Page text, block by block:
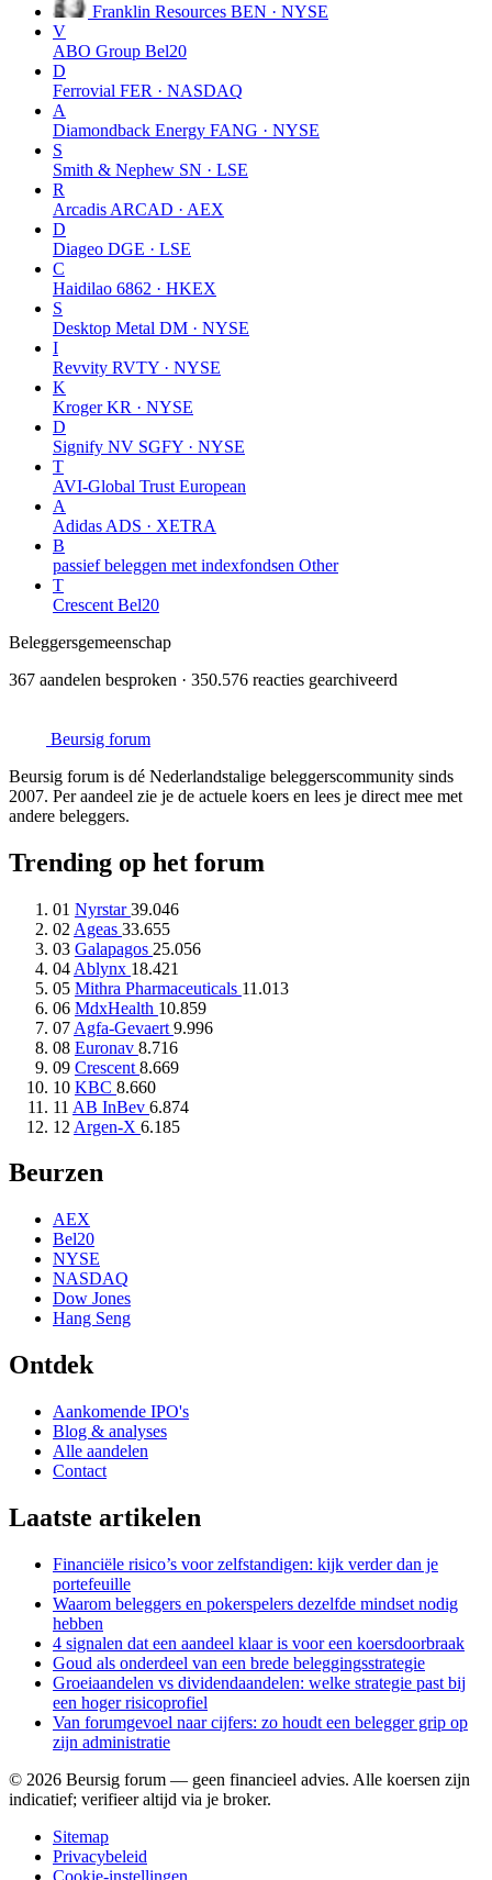
Franklin Resources BEN · NYSE
V
ABO Group Bel20
D
Ferrovial FER · NASDAQ
A
Diamondback Energy FANG · NYSE
S
Smith & Nephew SN · LSE
R
Arcadis ARCAD · AEX
D
Diageo DGE · LSE
C
Haidilao 6862 · HKEX
S
Desktop Metal DM · NYSE
I
Revvity RVTY · NYSE
K
Kroger KR · NYSE
D
Signify NV SGFY · NYSE
T
AVI-Global Trust European
A
Adidas ADS · XETRA
B
passief beleggen met indexfondsen Other
T
Crescent Bel20
Beleggersgemeenschap
367 aandelen besproken · 350.576 reacties gearchiveerd
Beursig forum
Beursig forum is dé Nederlandstalige beleggerscommunity sinds
2007. Per aandeel zie je de actuele koers en lees je direct mee met
andere beleggers.
Trending op het forum
01 Nyrstar39.046
02 Ageas 33.655
03 Galapagos 25.056
04 Ablynx 18.421
05 Mithra Pharmaceuticals 11.013
06 MdxHealth 10.859
07 Agfa-Gevaert 9.996
08 Euronav 8.716
09 Crescent 8.669
10 KBC 8.660
11 AB InBev 6.874
12 Argen-X 6.185
Beurzen
AEX
Bel20
NYSE
NASDAQ
Dow Jones
Hang Seng
Ontdek
Aankomende IPO's
Blog & analyses
Alle aandelen
Contact
Laatste artikelen
Financiële risico’s voor zelfstandigen: kijk verder dan je
portefeuille
Waarom beleggers en pokerspelers dezelfde mindset nodig
hebben
4 signalen dat een aandeel klaar is voor een koersdoorbraak
Goud als onderdeel van een brede beleggingsstrategie
Groeiaandelen vs dividendaandelen: welke strategie past bij
een hoger risicoprofiel
Van forumgevoel naar cijfers: zo houdt een belegger grip op
zijn administratie
© 2026 Beursig forum — geen financieel advies. Alle koersen zijn
indicatief; verifieer altijd via je broker.
Sitemap
Privacybeleid
Cookie-instellingen